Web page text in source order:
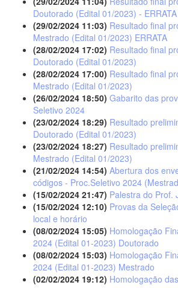
Doutorado (Edital 01/2023) - ERRATA
(29/02/2024 11:03) Resultado final
Mestrado (Edital 01/2023) ERRATA
(28/02/2024 17:02) Resultado final
Doutorado (Edital 01/2023)
(28/02/2024 17:00) Resultado final
Mestrado (Edital 01/2023)
(26/02/2024 18:50) Gabarito das
Seletivo 2024
(23/02/2024 18:29) Resultado
Doutorado (Edital 01/2023)
(23/02/2024 18:27) Resultado
Mestrado (Edital 01/2023)
(21/02/2024 14:54) Abertura dos
códigos - Proc.Seletivo 2024
(15/02/2024 21:47) Palestra do Prof.
(15/02/2024 12:10) Provas da
local e horário
(08/02/2024 15:05) Homologação
2024 (Edital 01-2023) Doutorado
(08/02/2024 15:03) Homologação
2024 (Edital 01-2023) Mestrado
(02/02/2024 19:12) Homologação